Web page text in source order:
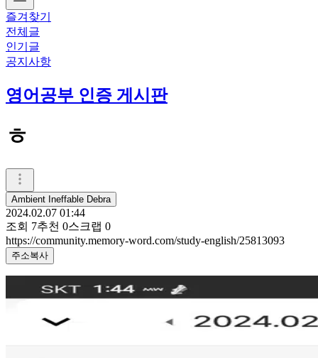
즐겨찾기
전체글
인기글
공지사항
영어공부 인증 게시판
ㅎ
Ambient Ineffable Debra
2024.02.07 01:44
조회 7추천 0스크랩 0
https://community.memory-word.com/study-english/25813093
주소복사